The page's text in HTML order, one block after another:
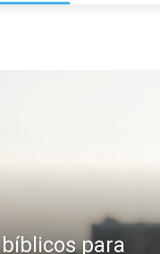
para